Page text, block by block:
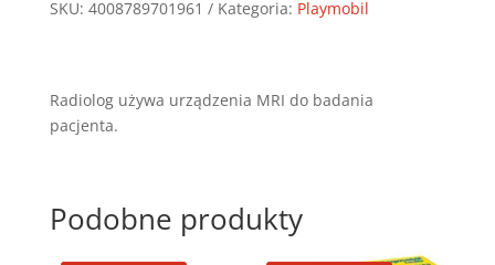
SKU: 4008789701961 Kategoria: Playmobil
Radiolog używa urządzenia MRI do badania
pacjenta.
Podobne produkty